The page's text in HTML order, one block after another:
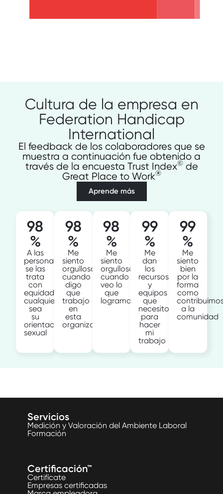
Cultura de la empresa en
Federation Handicap
International
El feedback de los colaboradores que se
muestra a continuación fue obtenido a
través de la encuesta Trust Index©de
Great Place to Work®
Aprende más
98
%
A las
personas
se las
trata
con
equidad
cualquiera
sea
su
orientación
sexual
98
%
Me
siento
orgulloso
cuando
digo
que
trabajo
en
esta
organización
98
%
Me
siento
orgulloso
cuando
veo lo
que
logramos
99
%
Me
dan
los
recursos
y
equipos
que
necesito
para
hacer
mi
trabajo
99
%
Me
siento
bien
por la
forma
como
a la
comunidad
Servicios
Medición y Valoración del Ambiente Laboral
Formación
Certificación™
Certifícate
Empresas certificadas